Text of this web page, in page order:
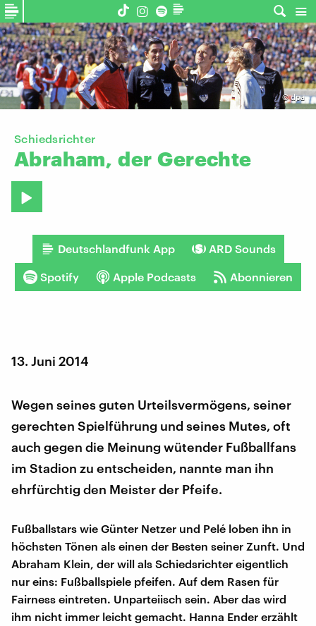
©dpa
Schiedsrichter
Abraham, der Gerechte
Deutschlandfunk App ARD Sounds
Spotify Apple Podcasts Abonnieren
13. Juni 2014
Wegen seines guten Urteilsvermögens, seiner
gerechten Spielführung und seines Mutes, oft
auch gegen die Meinung wütender Fußballfans
im Stadion zu entscheiden, nannte man ihn
ehrfürchtig den Meister der Pfeife.
Fußballstars wie Günter Netzer und Pelé loben ihn in
höchsten Tönen als einen der Besten seiner Zunft. Und
Abraham Klein, der will als Schiedsrichter eigentlich
nur eins: Fußballspiele pfeifen. Auf dem Rasen für
Fairness eintreten. Unparteiisch sein. Aber das wird
ihm nicht immer leicht gemacht. Hanna Ender erzählt